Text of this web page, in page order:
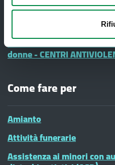
Informazione e
#diciamoNo alla Violenza
donne - CENTRI
Come fare per
Amianto
Attività funerarie
Assistenza ai minori con